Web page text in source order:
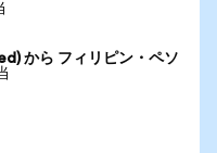
から フィリピン・ペソ